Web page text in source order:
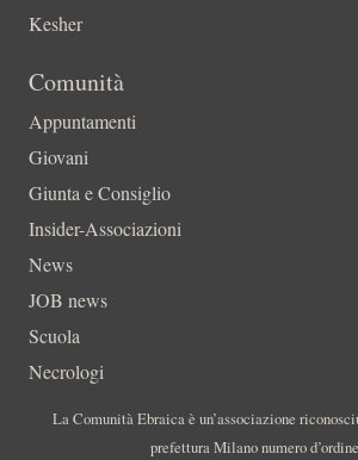
Kesher
Comunità
Appuntamenti
Giovani
Giunta e Consiglio
Insider-Associazioni
News
JOB news
Scuola
Necrologi
La Comunità Ebraica è un’associazione
prefettura Milano numero